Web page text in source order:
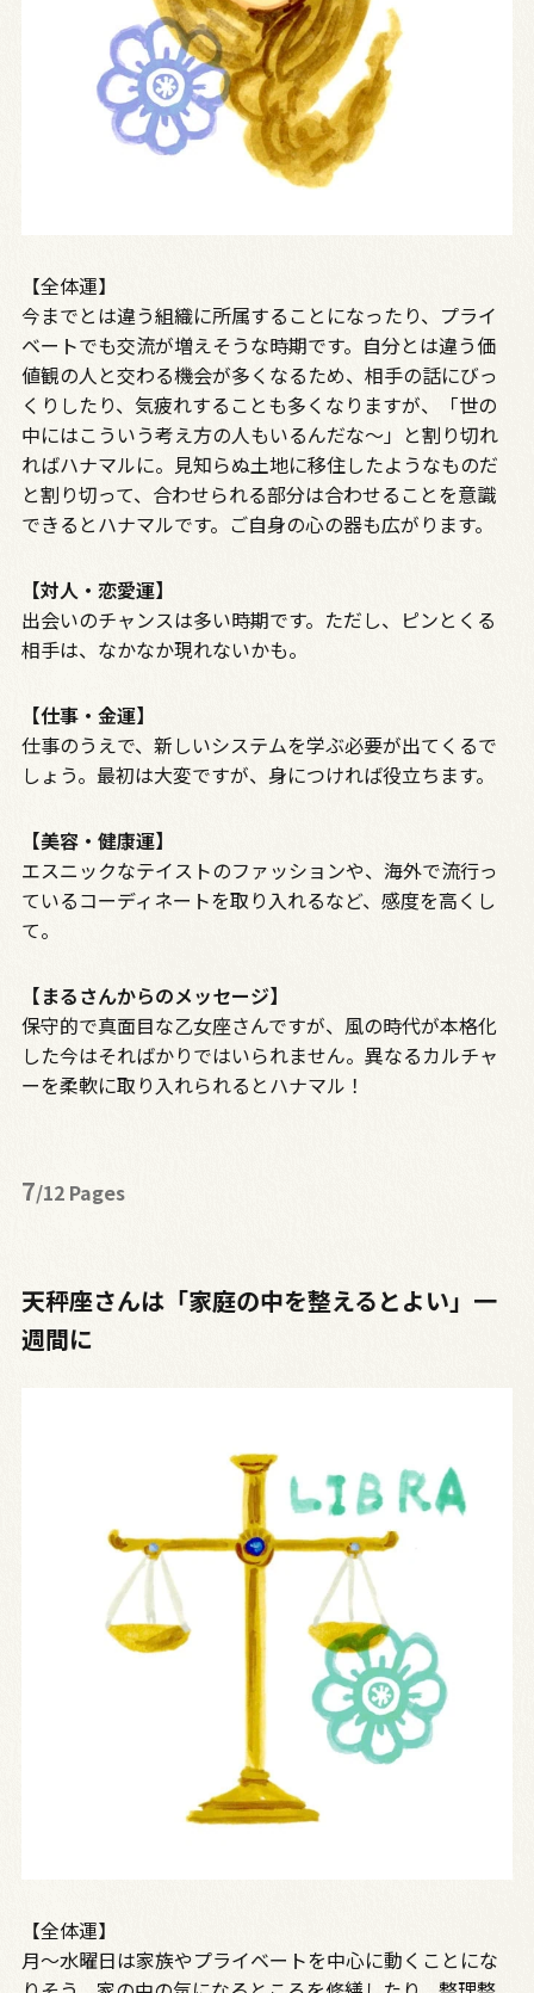
【全体運】
今までとは違う組織に所属することになったり、プライ
ベートでも交流が増えそうな時期です。自分とは違う価
値観の人と交わる機会が多くなるため、相手の話にびっ
くりしたり、気疲れすることも多くなりますが、「世の
中にはこういう考え方の人もいるんだな～」と割り切れ
ればハナマルに。見知らぬ土地に移住したようなものだ
と割り切って、合わせられる部分は合わせることを意識
できるとハナマルです。ご自身の心の器も広がります。
【対人・恋愛運】
出会いのチャンスは多い時期です。ただし、ピンとくる
相手は、なかなか現れないかも。
【仕事・金運】
仕事のうえで、新しいシステムを学ぶ必要が出てくるで
しょう。最初は大変ですが、身につければ役立ちます。
【美容・健康運】
エスニックなテイストのファッションや、海外で流行っ
ているコーディネートを取り入れるなど、感度を高くし
て。
【まるさんからのメッセージ】
保守的で真面目な乙女座さんですが、風の時代が本格化
した今はそればかりではいられません。異なるカルチャ
ーを柔軟に取り入れられるとハナマル！
7/12 Pages
天秤座さんは「家庭の中を整えるとよい」一
週間に
【全体運】
月～水曜日は家族やプライベートを中心に動くことにな